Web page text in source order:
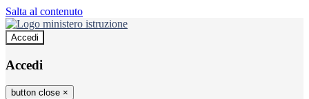
Salta al contenuto
Accedi
Accedi
button close ×